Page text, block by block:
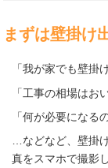
まずは壁掛け
「我が家でも壁掛
「工事の相場はお
「何が必要になる
…などなど、壁掛
真をスマホで撮影